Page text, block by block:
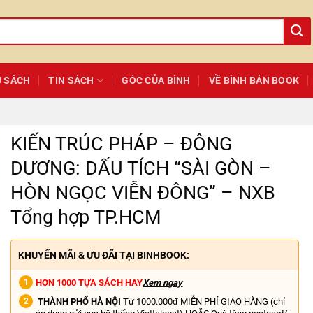
SÁCH TIN SÁCH GÓC CỦA BÌNH VỀ BÌNH BÁN BOOK
KIẾN TRÚC PHÁP – ĐÔNG
DƯƠNG: DẤU TÍCH “SÀI GÒN –
HÒN NGỌC VIỄN ĐÔNG” – NXB
Tổng hợp TP.HCM
KHUYẾN MÃI & ƯU ĐÃI TẠI BINHBOOK:
HƠN 1000 TỰA SÁCH HAYXem ngay
THÀNH PHỐ HÀ NỘI Từ 1000.000đ MIỄN PHÍ GIAO HÀNG (chỉ